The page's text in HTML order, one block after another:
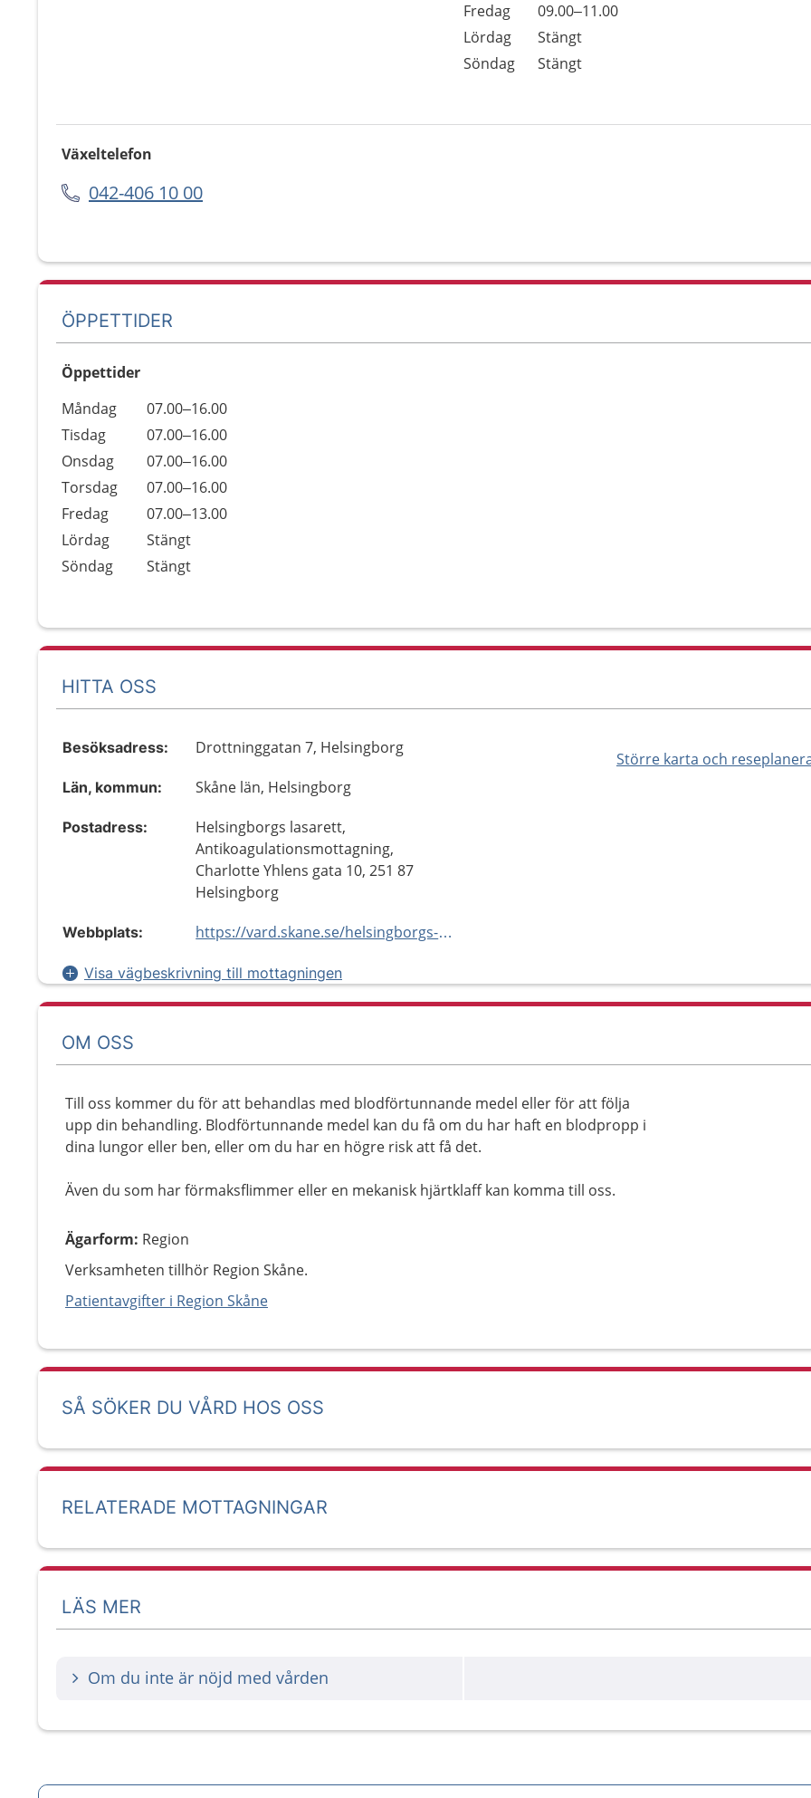
Fredag
09.00–11.00
Lördag
Stängt
Söndag
Stängt
Växeltelefon
042-406 10 00
ÖPPETTIDER
Öppettider
Dag
Öppettider
Kommentarer
Måndag
07.00–16.00
Tisdag
07.00–16.00
Onsdag
07.00–16.00
Torsdag
07.00–16.00
Fredag
07.00–13.00
Lördag
Stängt
Söndag
Stängt
HITTA OSS
Större karta och
Besöksadress: Drottninggatan 7, Helsingborg
Län, kommun: Skåne län, Helsingborg
Postadress:
Helsingborgs lasarett,
Antikoagulationsmottagning,
Charlotte Yhlens gata 10, 251 87
Helsingborg
Webbplats: https://vard.skane.se/helsingborgs-lasarett/mottagningar-och-avdelningar/antikoagulationsmottagning/
Visa vägbeskrivning till mottagningen
OM OSS
Till oss kommer du för att behandlas med blodförtunnande medel eller för att följa
upp din behandling. Blodförtunnande medel kan du få om du har haft en blodpropp i
dina lungor eller ben, eller om du har en högre risk att få det.
Även du som har förmaksflimmer eller en mekanisk hjärtklaff kan komma till oss.
Ägarform: Region
Verksamheten tillhör Region Skåne.
Patientavgifter i Region Skåne
SÅ SÖKER DU VÅRD HOS OSS
RELATERADE MOTTAGNINGAR
LÄS MER
Om du inte är nöjd med vården